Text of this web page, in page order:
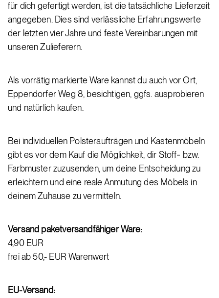
für dich ge­fer­tigt wer­den, ist die tat­säch­li­che Lie­fer­zeit
an­ge­ge­ben. Dies sind ver­läss­li­che Er­fah­rungs­wer­te
der letz­ten vier Jah­re und fes­te Ver­ein­ba­run­gen mit
un­se­ren Zu­lie­fe­rern.
Als vor­rä­tig mar­kier­te Wa­re kannst du auch vor Ort,
Ep­pen­dor­fer Weg 8, be­sich­ti­gen, ggfs. aus­pro­bie­ren
und na­tür­lich kau­fen.
Bei in­di­vi­du­el­len Pols­ter­auf­trä­gen und Kas­ten­mö­beln
gibt es vor dem Kauf die Mög­lich­keit, dir Stoff‐ bzw.
Farb­mus­ter zu­zu­sen­den, um dei­ne Ent­schei­dung zu
er­leich­tern und ei­ne rea­le An­mu­tung des Mö­bels in
dei­nem Zu­hau­se zu ver­mit­teln.
Ver­sand pa­ket­ver­sand­fä­hi­ger Wa­re:
4,90 EUR
frei ab 50,- EUR Wa­ren­wert
EU-Ver­sand: